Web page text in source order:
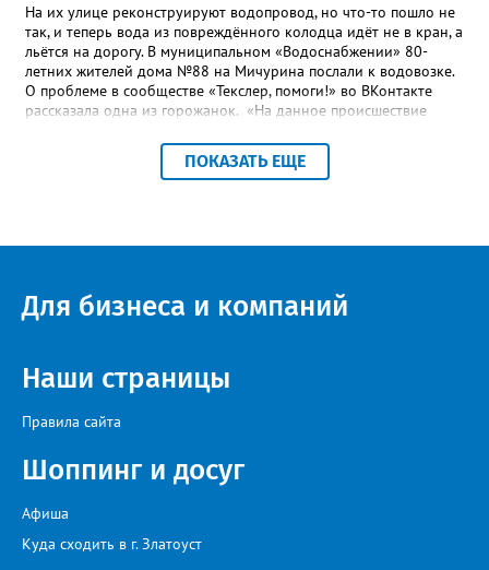
На их улице реконструируют водопровод, но что-то пошло не
так, и теперь вода из повреждённого колодца идёт не в кран, а
льётся на дорогу. В муниципальном «Водоснабжении» 80-
летних жителей дома №88 на Мичурина послали к водовозке.
О проблеме в сообществе «Текслер, помоги!» во ВКонтакте
рассказала одна из горожанок. «На данное происшествие
гл.инженера Шепелева А.Н. из обслуживающей организации
МУП ЗГО "Златоустовское Водоснабжение" ул. Островского, 7,
пунктуация авторские). Под обращением есть комментарий
посёлке и работать приходится в сложных условиях горной
местности. «К сожалению, в процессе бурения иногда
малого диаметра, - отмечает Olga Vyacheslavovna. - Зачастую
такие вводы не отражены в исполнительной документации
строительства. Каждый подобный случай требует отдельного
возникающие сложности, предприятие ежедневно
обеспечивает жителей питьевой водой. Подвоз воды
организован с 17:00 до 20:00 у магазина “Олеся”».
Представитель «Водоснабжения» уверяет: предприятие делает
всё возможное, «чтобы завершить восстановительные работы в
ПОКАЗАТЬ ЕЩЕ
Для бизнеса и компаний
Наши страницы
Правила сайта
Шоппинг и досуг
Афиша
Куда сходить в г. Златоуст